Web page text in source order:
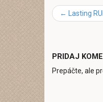
← Lasting
PRIDAJ
Prepáčte, ale